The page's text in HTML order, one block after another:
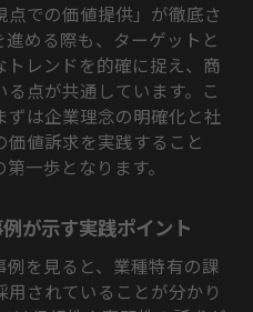
での価値提供」が徹底さ
める際も、ターゲットと
レンドを的確に捉え、商
点が共通しています。こ
は企業理念の明確化と社
値訴求を実践すること
一歩となります。
が示す実践ポイント
を見ると、業種特有の課
されていることが分かり